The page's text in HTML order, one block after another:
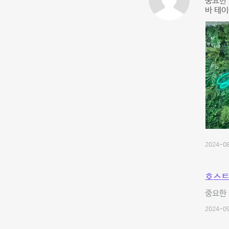
바 테
2024-
호스
중요한
2024-